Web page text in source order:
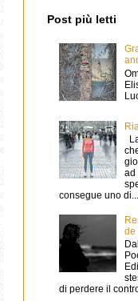
Post più letti
ad
consegue uno di...
de
di perdere il